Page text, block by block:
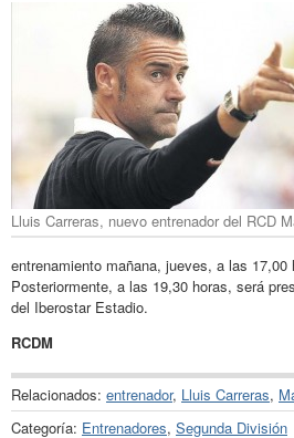
Lluis Carreras, nuevo entrenador del RCD
entrenamiento mañana, jueves, a las 17,00
Posteriormente, a las 19,30 horas, será
del Iberostar Estadio.
RCDM
Relacionados: entrenador, Lluis Carreras,
Categoría: Entrenadores, Segunda División